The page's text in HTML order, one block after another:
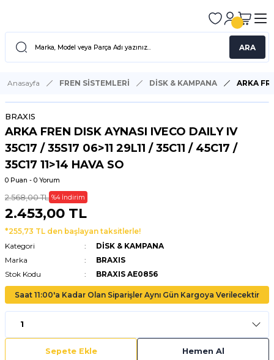
ARA
Anasayfa FREN SİSTEMLERİ DİSK & KAMPANA ARKA
BRAXIS
ARKA FREN DISK AYNASI IVECO DAILY IV
35C17 / 35S17 06>11 29L11 / 35C11 / 45C17 /
35C17 11>14 HAVA SO
0 Puan - 0 Yorum
2.568,00 TL %4 İndirim
2.453,00 TL
*255,73 TL den başlayan taksitlerle!
Kategori
DİSK & KAMPANA
Marka
BRAXIS
Stok Kodu
BRAXIS AE0856
Saat 11:00'a Kadar Olan Siparişler Aynı Gün Kargoya Verilecektir
Sepete Ekle Hemen Al